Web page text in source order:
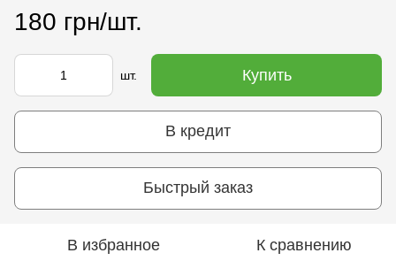
180 грн/шт.
шт. Купить
В кредит
Быстрый заказ
В избранное К сравнению